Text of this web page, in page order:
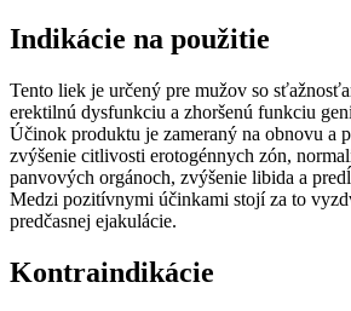
Indikácie na použitie
Tento liek je určený pre mužov so
erektilnú dysfunkciu a zhoršenú funkciu
Účinok produktu je zameraný na obnovu a
zvýšenie citlivosti erotogénnych zón,
panvových orgánoch, zvýšenie libida a
Medzi pozitívnymi účinkami stojí za to
predčasnej ejakulácie.
Kontraindikácie